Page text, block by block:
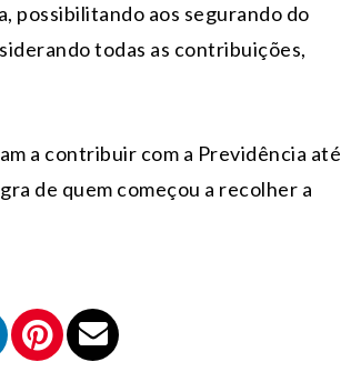
possibilitando aos segurando do
todas as contribuições,
a contribuir com a Previdência até
de quem começou a recolher a